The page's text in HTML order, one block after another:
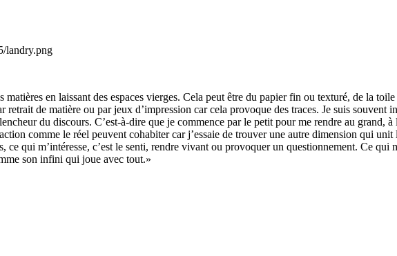
en laissant des espaces vierges. Cela peut être du papier fin ou texturé, de la
de matière ou par jeux d’impression car cela provoque des traces. Je suis souvent
du discours. C’est-à-dire que je commence par le petit pour me rendre au grand,
comme le réel peuvent cohabiter car j’essaie de trouver une autre dimension qui
ce qui m’intéresse, c’est le senti, rendre vivant ou provoquer un questionnement. Ce qui
son infini qui joue avec tout.»